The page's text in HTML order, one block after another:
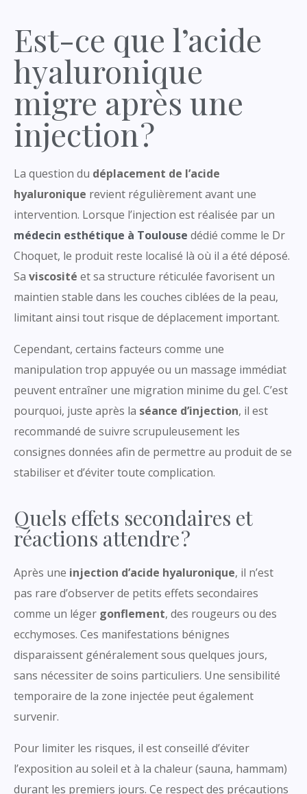
Est-ce que l’acide
hyaluronique
migre après une
injection ?
La question du déplacement de l’acide
hyaluronique revient régulièrement avant une
intervention. Lorsque l’injection est réalisée par un
médecin esthétique à Toulouse dédié comme le Dr
Choquet, le produit reste localisé là où il a été déposé.
Sa viscosité et sa structure réticulée favorisent un
maintien stable dans les couches ciblées de la peau,
limitant ainsi tout risque de déplacement important.
Cependant, certains facteurs comme une
manipulation trop appuyée ou un massage immédiat
peuvent entraîner une migration minime du gel. C’est
pourquoi, juste après la séance d’injection, il est
recommandé de suivre scrupuleusement les
consignes données afin de permettre au produit de se
stabiliser et d’éviter toute complication.
Quels effets secondaires et
réactions attendre ?
Après une injection d’acide hyaluronique, il n’est
pas rare d’observer de petits effets secondaires
comme un léger gonflement, des rougeurs ou des
ecchymoses. Ces manifestations bénignes
disparaissent généralement sous quelques jours,
sans nécessiter de soins particuliers. Une sensibilité
temporaire de la zone injectée peut également
survenir.
Pour limiter les risques, il est conseillé d’éviter
l’exposition au soleil et à la chaleur (sauna, hammam)
durant les premiers jours. Ce respect des précautions